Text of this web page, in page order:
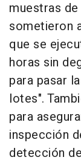
muestras
sometieron
que se
horas sin
para pasar
lotes".
para
inspección
detección